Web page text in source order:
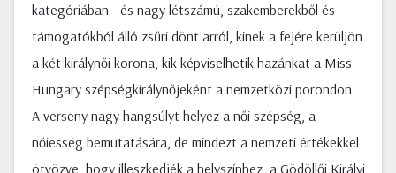
kategóriában - és nagy létszámú, szakemberekből és
támogatókból álló zsűri dönt arról, kinek a fejére kerüljön
a két királynői korona, kik képviselhetik hazánkat a Miss
Hungary szépségkirálynőjeként a nemzetközi porondon.
A verseny nagy hangsúlyt helyez a női szépség, a
nőiesség bemutatására, de mindezt a nemzeti értékekkel
ötvözve, hogy illeszkedjék a helyszínhez, a Gödöllői Királyi